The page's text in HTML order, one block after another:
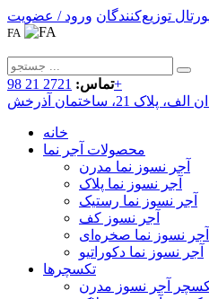
توزیع‌کنندگان ورود / عضویت
FA
تماس:2721 21 98+
21، ساختمان آذرخش
خانه
محصولات آجر نما
آجر نسوز نما مدرن
آجر نسوز نما پلاک
آجر نسوز نما رستیک
آجر نسوز کف
آجر نسوز نما صخره‌ای
آجر نسوز نما دکوراتیو
تکسچرها